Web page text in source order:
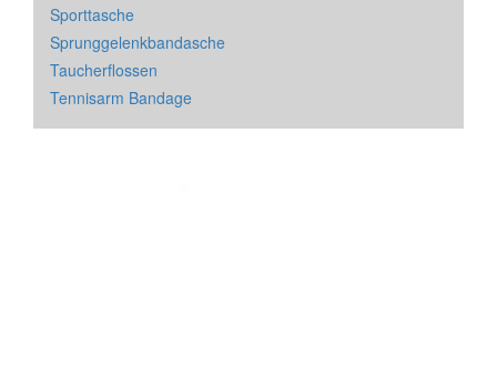
Sporttasche
Sprunggelenkbandasche
Taucherflossen
Tennisarm Bandage